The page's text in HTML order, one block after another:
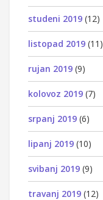
studeni 2019 (12)
listopad 2019 (11)
rujan 2019 (9)
kolovoz 2019 (7)
srpanj 2019 (6)
lipanj 2019 (10)
svibanj 2019 (9)
travanj 2019 (12)